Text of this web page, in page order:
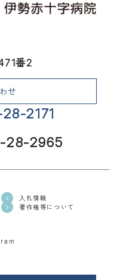
番2
せ
2171
28-2965
入札情報
著作権等について